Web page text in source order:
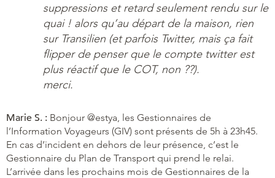
suppressions et retard seulement rendu sur le
quai ! alors qu’au départ de la maison, rien
sur Transilien (et parfois Twitter, mais ça fait
flipper de penser que le compte twitter est
plus réactif que le COT, non ??).
merci.
Marie S. : Bonjour @estya, les Gestionnaires de
l’Information Voyageurs (GIV) sont présents de 5h à 23h45.
En cas d’incident en dehors de leur présence, c’est le
Gestionnaire du Plan de Transport qui prend le relai.
L’arrivée dans les prochains mois de Gestionnaires de la